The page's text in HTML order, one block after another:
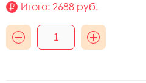
Итого: 2688 руб.